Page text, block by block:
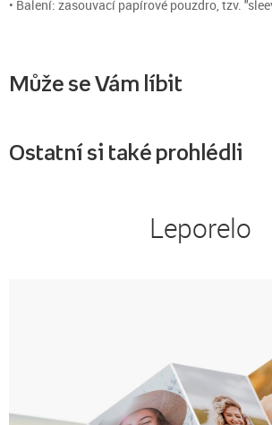
• Balení: zasouvací papírové pouzdro, tzv.
Může se Vám líbit
Ostatní si také prohlédli
Leporelo